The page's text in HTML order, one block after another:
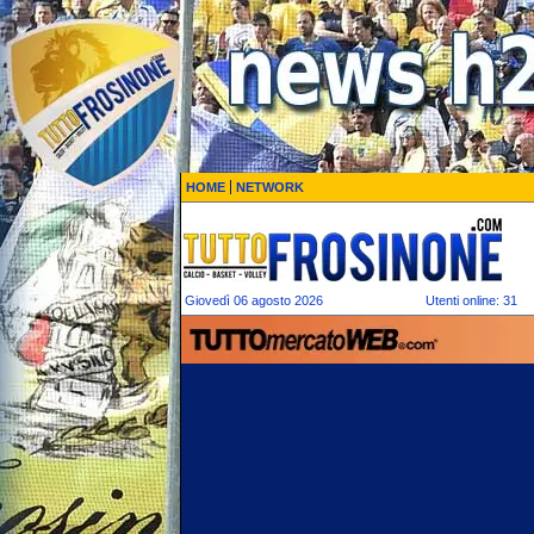
HOME NETWORK
Giovedì 06 agosto 2026 Utenti online: 31